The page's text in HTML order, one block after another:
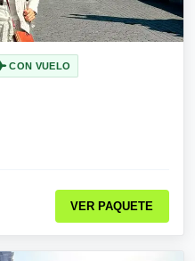
CON VUELO
VER PAQUETE